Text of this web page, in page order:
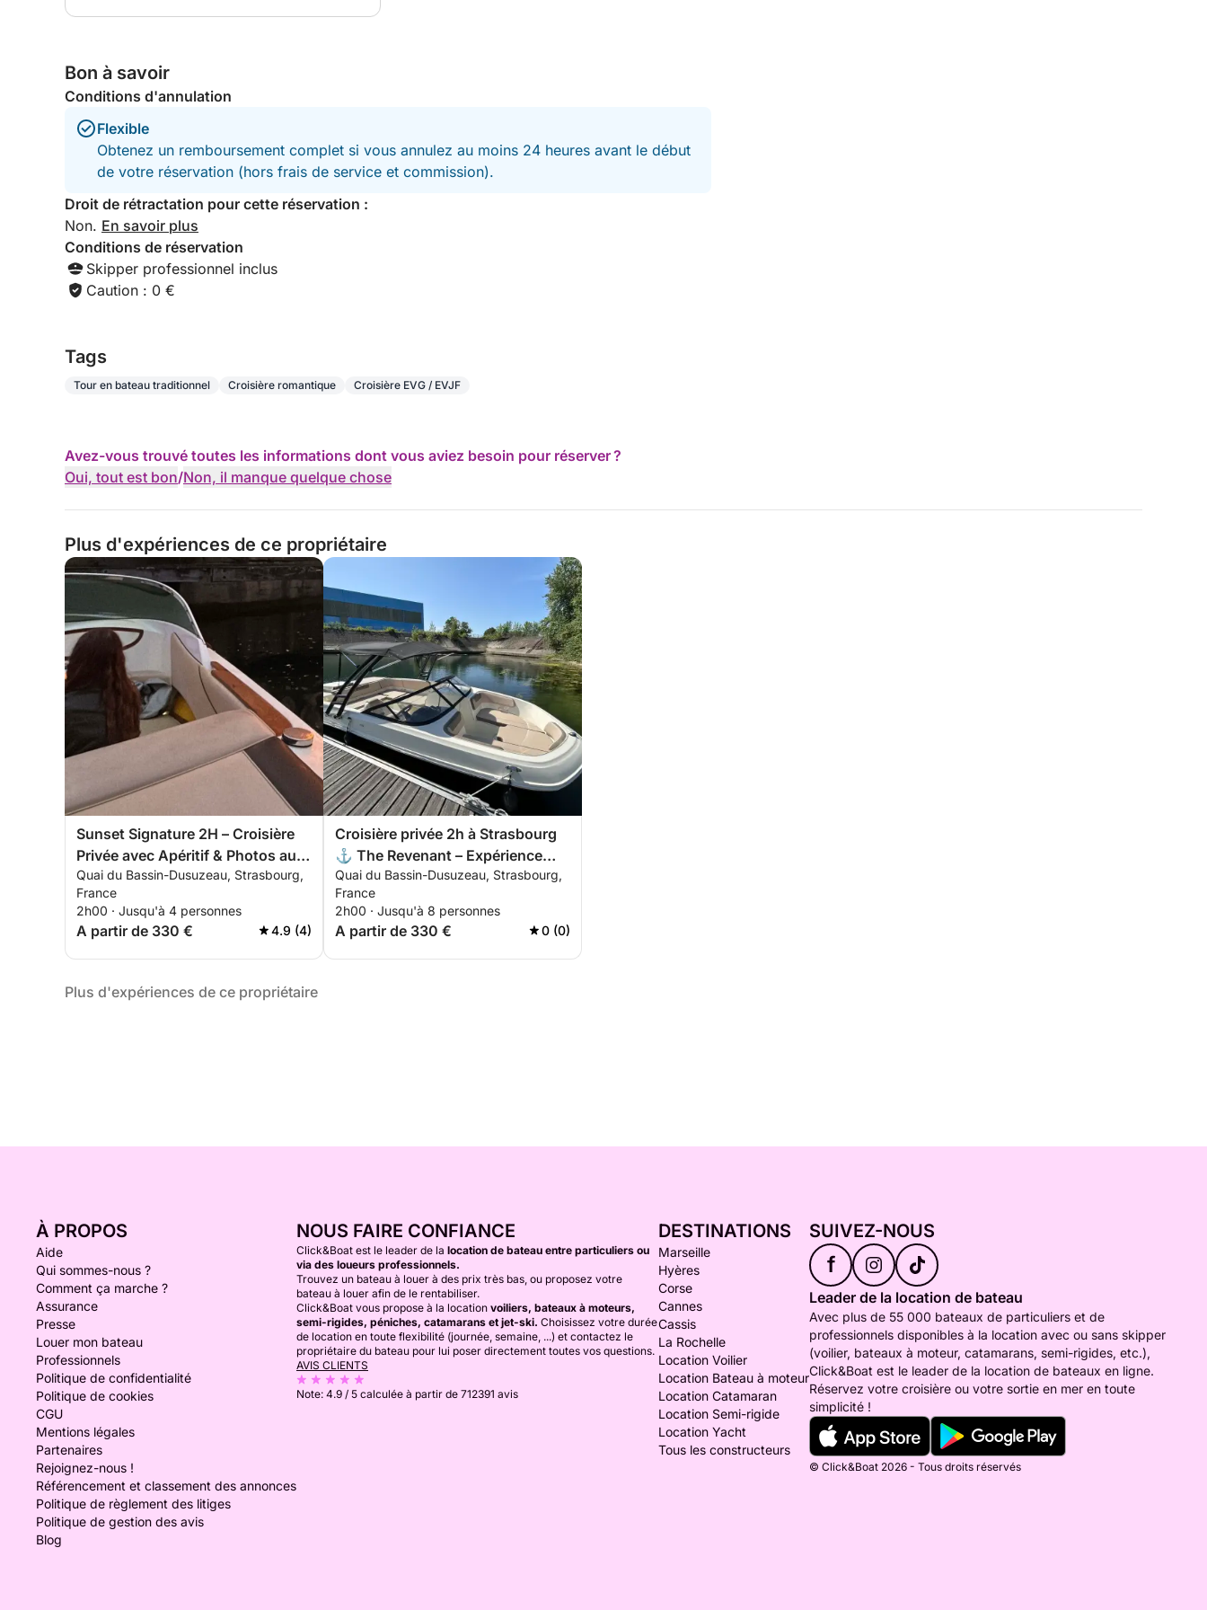
Bon à savoir
Conditions d'annulation
Flexible
Obtenez un remboursement complet si vous annulez au moins 24 heures avant le début
de votre réservation (hors frais de service et commission).
Droit de rétractation pour cette réservation :
Non. En savoir plus
Conditions de réservation
Skipper professionnel inclus
Caution : 0 €
Tags
Tour en bateau traditionnel Croisière romantique Croisière EVG / EVJF
Avez-vous trouvé toutes les informations dont vous aviez besoin pour réserver ?
Oui, tout est bon/Non, il manque quelque chose
Plus d'expériences de ce propriétaire
Sunset Signature 2H – Croisière
Privée avec Apéritif & Photos au
Coucher du Soleil (Picasso
Quai du Bassin-Dusuzeau, Strasbourg,
France
2h00 · Jusqu'à 4 personnes
A partir de 330 € 4.9 (4)
Croisière privée 2h à Strasbourg
⚓ The Revenant – Expérience
premium avec skipper
Quai du Bassin-Dusuzeau, Strasbourg,
France
2h00 · Jusqu'à 8 personnes
A partir de 330 € 0 (0)
Plus d'expériences de ce propriétaire
À PROPOS
Aide
Qui sommes-nous ?
Comment ça marche ?
Assurance
Presse
Louer mon bateau
Professionnels
Politique de confidentialité
Politique de cookies
CGU
Mentions légales
Partenaires
Rejoignez-nous !
Référencement et classement des annonces
Politique de règlement des litiges
Politique de gestion des avis
Blog
NOUS FAIRE CONFIANCE
Click&Boat est le leader de la location de bateau entre particuliers ou
via des loueurs professionnels.
Trouvez un bateau à louer à des prix très bas, ou proposez votre
bateau à louer afin de le rentabiliser.
Click&Boat vous propose à la location voiliers, bateaux à moteurs,
semi-rigides, péniches, catamarans et jet-ski. Choisissez votre durée
de location en toute flexibilité (journée, semaine, ...) et contactez le
propriétaire du bateau pour lui poser directement toutes vos questions.
AVIS CLIENTS
Note: 4.9 / 5 calculée à partir de 712391 avis
DESTINATIONS
Marseille
Hyères
Corse
Cannes
Cassis
La Rochelle
Location Voilier
Location Bateau à moteur
Location Catamaran
Location Semi-rigide
Location Yacht
Tous les constructeurs
SUIVEZ-NOUS
f
Leader de la location de bateau
Avec plus de 55 000 bateaux de particuliers et de
professionnels disponibles à la location avec ou sans skipper
(voilier, bateaux à moteur, catamarans, semi-rigides, etc.),
Click&Boat est le leader de la location de bateaux en ligne.
Réservez votre croisière ou votre sortie en mer en toute
simplicité !
© Click&Boat 2026 - Tous droits réservés